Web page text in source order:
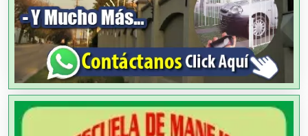
Alquiler de Equipos para Fiestas
Alquiler de Sillas y Mesas
Alquiler de Trajes de Etiqueta